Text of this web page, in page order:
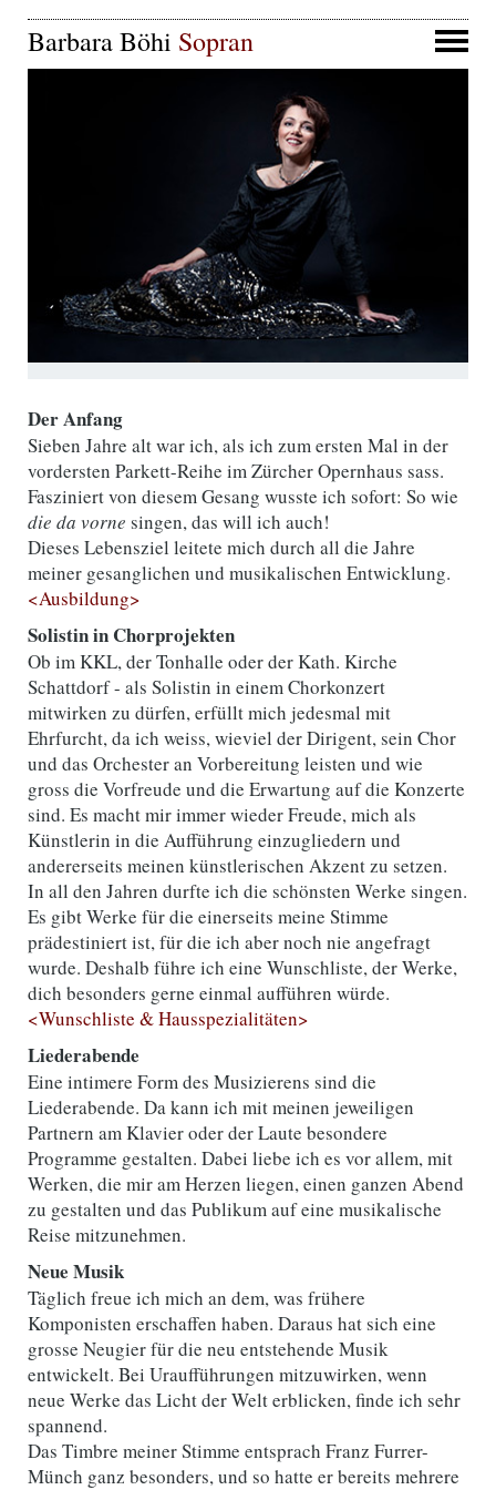
Barbara Böhi Sopran
Der Anfang
Sieben Jahre alt war ich, als ich zum ersten Mal in der
vordersten Parkett-Reihe im Zürcher Opernhaus sass.
Fasziniert von diesem Gesang wusste ich sofort: So wie
die da vorne singen, das will ich auch!
Dieses Lebensziel leitete mich durch all die Jahre
meiner gesanglichen und musikalischen Entwicklung.
<Ausbildung>
Solistin in Chorprojekten
Ob im KKL, der Tonhalle oder der Kath. Kirche
Schattdorf - als Solistin in einem Chorkonzert
mitwirken zu dürfen, erfüllt mich jedesmal mit
Ehrfurcht, da ich weiss, wieviel der Dirigent, sein Chor
und das Orchester an Vorbereitung leisten und wie
gross die Vorfreude und die Erwartung auf die Konzerte
sind. Es macht mir immer wieder Freude, mich als
Künstlerin in die Aufführung einzugliedern und
andererseits meinen künstlerischen Akzent zu setzen.
In all den Jahren durfte ich die schönsten Werke singen.
Es gibt Werke für die einerseits meine Stimme
prädestiniert ist, für die ich aber noch nie angefragt
wurde. Deshalb führe ich eine Wunschliste, der Werke,
dich besonders gerne einmal aufführen würde.
<Wunschliste & Hausspezialitäten>
Liederabende
Eine intimere Form des Musizierens sind die
Liederabende. Da kann ich mit meinen jeweiligen
Partnern am Klavier oder der Laute besondere
Programme gestalten. Dabei liebe ich es vor allem, mit
Werken, die mir am Herzen liegen, einen ganzen Abend
zu gestalten und das Publikum auf eine musikalische
Reise mitzunehmen.
Neue Musik
Täglich freue ich mich an dem, was frühere
Komponisten erschaffen haben. Daraus hat sich eine
grosse Neugier für die neu entstehende Musik
entwickelt. Bei Uraufführungen mitzuwirken, wenn
neue Werke das Licht der Welt erblicken, finde ich sehr
spannend.
Das Timbre meiner Stimme entsprach Franz Furrer-
Münch ganz besonders, und so hatte er bereits mehrere